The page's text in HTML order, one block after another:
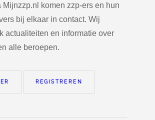
Mijnzzp.nl komen zzp-ers en hun
bij elkaar in contact. Wij
actualiteiten en informatie over
alle beroepen.
REGISTREREN